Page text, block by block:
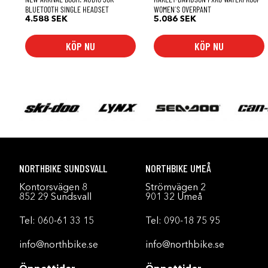
BLUETOOTH SINGLE HEADSET
4.588 SEK
KÖP NU
WOMEN´S OVERPANT
5.086SEK
KÖP NU
produktsidan
NORTHBIKE SUNDSVALL
Kontorsvägen 8
852 29 Sundsvall
Tel: 060-61 33 15
info@northbike.se
NORTHBIKE UMEÅ
Strömvägen 2
901 32 Umeå
Tel: 090-18 75 95
info@northbike.se